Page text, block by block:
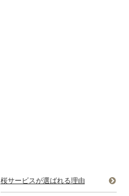
桜サービスが選ばれる理由